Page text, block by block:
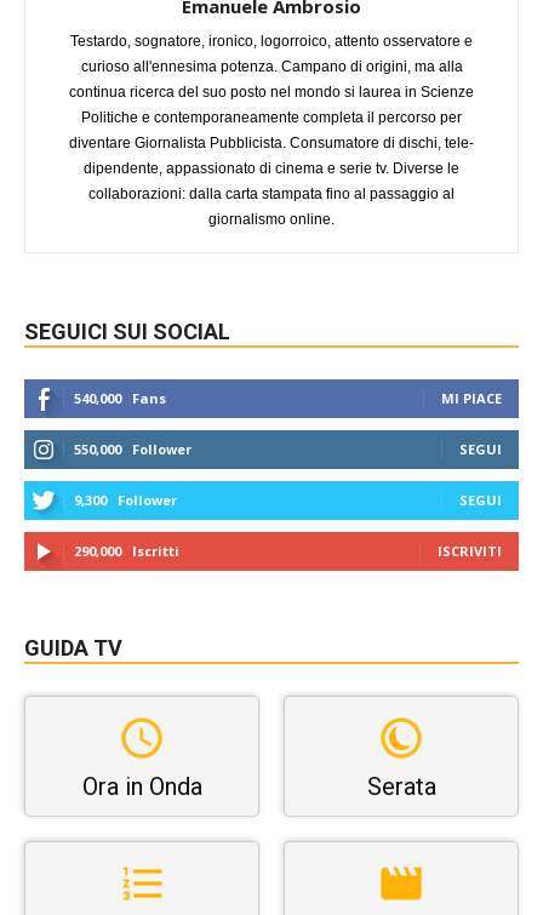
Emanuele Ambrosio
Testardo, sognatore, ironico, logorroico, attento osservatore e
curioso all'ennesima potenza. Campano di origini, ma alla
continua ricerca del suo posto nel mondo si laurea in Scienze
Politiche e contemporaneamente completa il percorso per
diventare Giornalista Pubblicista. Consumatore di dischi, tele-
dipendente, appassionato di cinema e serie tv. Diverse le
collaborazioni: dalla carta stampata fino al passaggio al
giornalismo online.
SEGUICI SUI SOCIAL
540,000 Fans MI PIACE
550,000 Follower SEGUI
9,300 Follower SEGUI
290,000 Iscritti ISCRIVITI
GUIDA TV
Ora in Onda Serata